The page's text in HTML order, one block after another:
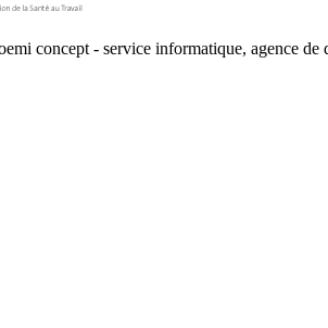
concept - service informatique, agence